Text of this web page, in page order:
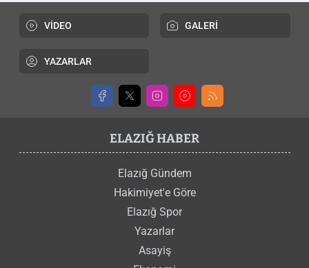
VİDEO GALERİ
YAZARLAR
ELAZIĞ HABER
Elazığ Gündem
Hakimiyet'e Göre
Elazığ Spor
Yazarlar
Asayiş